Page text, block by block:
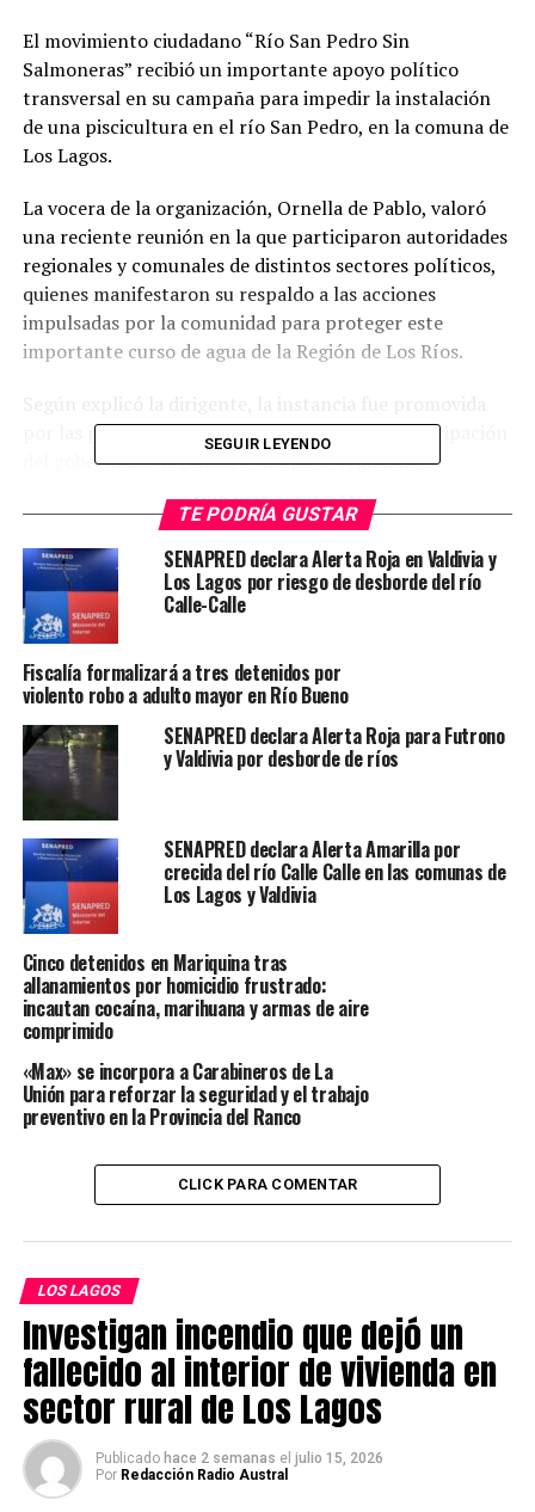
El movimiento ciudadano “Río San Pedro Sin
Salmoneras” recibió un importante apoyo político
transversal en su campaña para impedir la instalación
de una piscicultura en el río San Pedro, en la comuna de
Los Lagos.
La vocera de la organización, Ornella de Pablo, valoró
una reciente reunión en la que participaron autoridades
regionales y comunales de distintos sectores políticos,
quienes manifestaron su respaldo a las acciones
impulsadas por la comunidad para proteger este
importante curso de agua de la Región de Los Ríos.
por las propias autoridades y contó con la participación
del gobernador regional, consejeros regionales,
Matías Hernández, entre otros actores vinculados al
territorio.
Entre los asistentes estuvieron los consejeros regionales
Juan Carlos Farías, Camila Mattar y Felipe López,
Valdivia, el concejal Luis Contreras y el concejal de Los
De acuerdo con De Pablo, uno de los principales
acuerdos alcanzados fue el compromiso de las
autoridades de respaldar políticamente las demandas
del movimiento y representar la preocupación regional
ante organismos e instancias de nivel nacional.
La vocera destacó que la defensa del río San Pedro ha
logrado reunir a representantes de diversas tendencias
políticas en torno a una causa común, enfocada en la
protección ambiental y el desarrollo sustentable del
territorio.
Durante la actividad también participó el diputado
Matías Hernández, quien informó que se encuentra
analizando los antecedentes del caso y que evalúa
impulsar una iniciativa legal destinada a evitar que
permisos ambientales otorgados bajo contextos
normativos ya superados.
Uno de los cuestionamientos centrales del movimiento
apunta a que la iniciativa de la empresa Salmones
Antártica se sustenta en una Resolución de Calificación
Ambiental aprobada en 2008. A juicio de la organización,
resulta necesario que el proyecto sea reevaluado
considerando las condiciones ambientales, sociales y
regulatorias vigentes en la actualidad.
SEGUIR LEYENDO
TE PODRÍA GUSTAR
SENAPRED declara Alerta Roja en Valdivia y
Los Lagos por riesgo de desborde del río
Calle-Calle
Fiscalía formalizará a tres detenidos por
violento robo a adulto mayor en Río Bueno
SENAPRED declara Alerta Roja para Futrono
y Valdivia por desborde de ríos
SENAPRED declara Alerta Amarilla por
crecida del río Calle Calle en las comunas de
Los Lagos y Valdivia
Cinco detenidos en Mariquina tras
allanamientos por homicidio frustrado:
incautan cocaína, marihuana y armas de aire
comprimido
«Max» se incorpora a Carabineros de La
Unión para reforzar la seguridad y el trabajo
preventivo en la Provincia del Ranco
CLICK PARA COMENTAR
LOS LAGOS
Investigan incendio que dejó un
fallecido al interior de vivienda en
sector rural de Los Lagos
Publicado hace 2 semanas el julio 15, 2026
Por Redacción Radio Austral